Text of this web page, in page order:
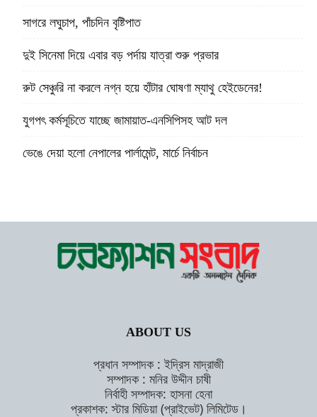
সাগরে লঘুচাপ, পাঁচদিন বৃষ্টিপাত
দুই সিনেমা দিয়ে এবার বড় পর্দায় যাত্রা শুরু প্রভার
রুট সেঞ্চুরি না করলে নগ্ন হয়ে হাঁটার ঘোষণা ম্যাথু হেইডেনের!
যুগপৎ কর্মসূচিতে যাচ্ছে জামায়াত-এনসিপিসহ আট দল
ভেঙে দেয়া হলো নেপালের পার্লামেন্ট, মার্চে নির্বাচন
ABOUT US
প্রধান সম্পাদক : ইদ্রিস মাদ্রাজী
সম্পাদক : মনির উদ্দীন চাষী
নির্বাহী সম্পাদক: হাসনা হেনা
প্রকাশক: স্টার মিডিয়া (প্রাইভেট) লিমিটেড।